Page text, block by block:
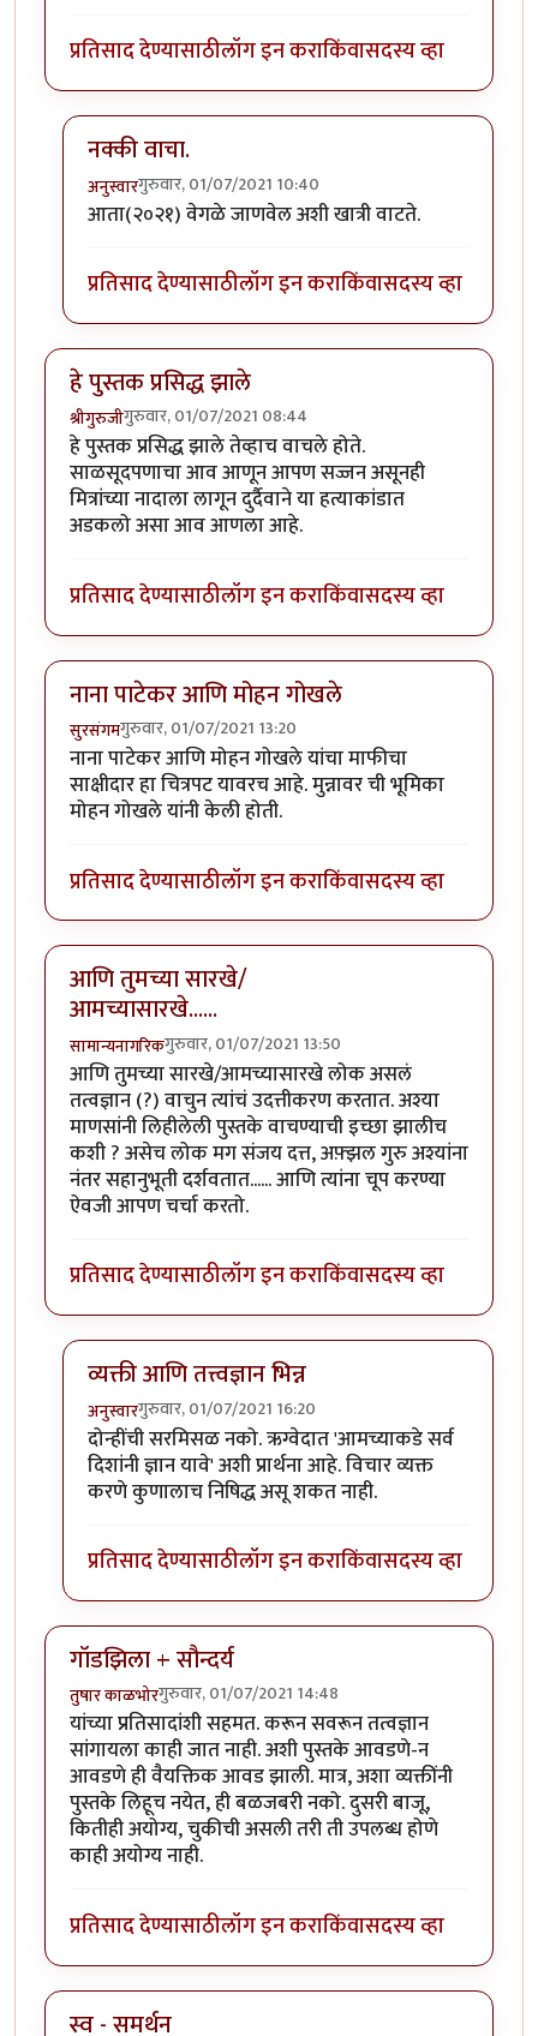
प्रतिसाद देण्यासाठीलॉग इन कराकिंवासदस्य व्हा
नक्की वाचा.
अनुस्वारगुरुवार, 01/07/2021 10:40
In reply toया पुस्तकाची पहिली आवृत्ती वाचली होती
आता(२०२१) वेगळे जाणवेल अशी खात्री वाटते‌.
प्रतिसाद देण्यासाठीलॉग इन कराकिंवासदस्य व्हा
हे पुस्तक प्रसिद्ध झाले
श्रीगुरुजीगुरुवार, 01/07/2021 08:44
हे पुस्तक प्रसिद्ध झाले तेव्हाच वाचले होते.
साळसूदपणाचा आव आणून आपण सज्जन असूनही
मित्रांच्या नादाला लागून दुर्दैवाने या हत्याकांडात
अडकलो असा आव आणला आहे.
प्रतिसाद देण्यासाठीलॉग इन कराकिंवासदस्य व्हा
नाना पाटेकर आणि मोहन गोखले
सुरसंगमगुरुवार, 01/07/2021 13:20
नाना पाटेकर आणि मोहन गोखले यांचा माफीचा
साक्षीदार हा चित्रपट यावरच आहे. मुन्नावर ची भूमिका
मोहन गोखले यांनी केली होती.
प्रतिसाद देण्यासाठीलॉग इन कराकिंवासदस्य व्हा
आणि तुमच्या सारखे/
आमच्यासारखे......
सामान्यनागरिकगुरुवार, 01/07/2021 13:50
आणि तुमच्या सारखे/आमच्यासारखे लोक असलं
तत्वज्ञान (?) वाचुन त्यांचं उदत्तीकरण करतात. अश्या
माणसांनी लिहीलेली पुस्तके वाचण्याची इच्छा झालीच
कशी ? असेच लोक मग संजय दत्त, अफ़्झल गुरु अश्यांना
नंतर सहानुभूती दर्शवतात...... आणि त्यांना चूप करण्या
ऐवजी आपण चर्चा करतो.
प्रतिसाद देण्यासाठीलॉग इन कराकिंवासदस्य व्हा
व्यक्ती आणि तत्त्वज्ञान भिन्न
अनुस्वारगुरुवार, 01/07/2021 16:20
In reply toआणि तुमच्या सारखे/आमच्यासारखे......
दोन्हींची सरमिसळ नको. ऋग्वेदात 'आमच्याकडे सर्व
दिशांनी ज्ञान यावे' अशी प्रार्थना आहे. विचार व्यक्त
करणे कुणालाच निषिद्ध असू शकत नाही.
प्रतिसाद देण्यासाठीलॉग इन कराकिंवासदस्य व्हा
गॉडझिला + सौन्दर्य
तुषार काळभोरगुरुवार, 01/07/2021 14:48
यांच्या प्रतिसादांशी सहमत. करून सवरून तत्वज्ञान
सांगायला काही जात नाही. अशी पुस्तके आवडणे-न
आवडणे ही वैयक्तिक आवड झाली. मात्र, अशा व्यक्तींनी
पुस्तके लिहूच नयेत, ही बळजबरी नको. दुसरी बाजू,
कितीही अयोग्य, चुकीची असली तरी ती उपलब्ध होणे
काही अयोग्य नाही.
प्रतिसाद देण्यासाठीलॉग इन कराकिंवासदस्य व्हा
स्व - समर्थन